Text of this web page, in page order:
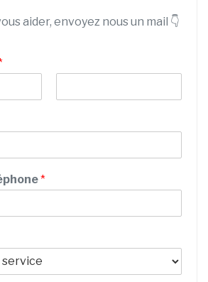
aider, envoyez nous un mail 👇
*